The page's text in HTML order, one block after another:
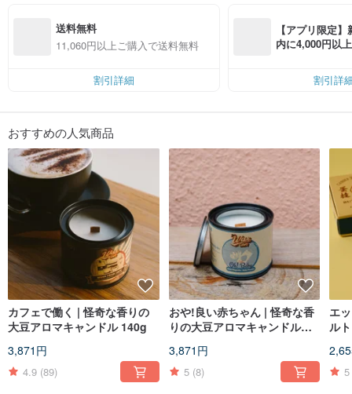
送料無料
11,060円以上ご購入で送料無料
割引詳細
【アプリ限定
内に4,000円以
割引詳
おすすめの人気商品
カフェで働く | 怪奇な香りの
大豆アロマキャンドル 140g
3,871円
4.9 (89)
おや!良い赤ちゃん | 怪奇な香
りの大豆アロマキャンドル
3,871円
5 (8)
エ
ル
5